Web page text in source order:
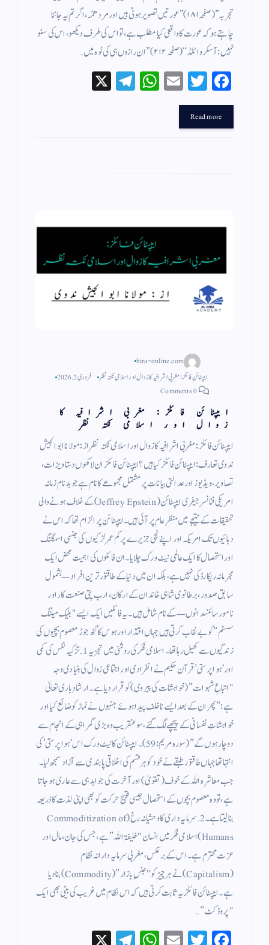
تجربہ’’ (صفحہ ۱۸۱)’’ عورتیں تصویر ہوتی ہیں اور مرد معمّہ، اگر تم یہ جاننا
چاہتے ہو کہ عورت کا واقعی کیا مطلب ہے، تو اس کی طرف دیکھو، اس کی سنو
نہیں: آسکروائلڈ ‘‘ (صفحہ ۲۱۲) ’’ ان رازوں ہی کی ٹوہ میں…
Fa
ce
bo
ok
T
wi
r
E
m
W
ha
Te
le
Read more
hira-online.com
ایپسٹائن فائلز: مغربی اشرافیہ کا زوال اور اسلامی نکتہ نظر
فروری 2, 2026
ایپسٹائن فائلز: مغربی اشرافیہ کا
زوال اور اسلامی نکتہ نظر
ایپسٹائن فائلز: مغربی اشرافیہ کا زوال اور اسلامی نکتہ نظر از : مولانا ابو الجیش
ندوی تعارف: ایپسٹائن فائلز کیا ہیں؟ ​ایپسٹائن فائلز ان لاکھوں دستاویزات،
تصاویر، ویڈیوز اور عدالتی بیانات پر مشتمل مجموعے کا نام ہے جو بدنام زمانہ
امریکی فنانسر جیفری ایپسٹائن (Jeffrey Epstein) کے خلاف ہونے والی
تحقیقات کے نتیجے میں منظرِ عام پر آئی ہیں۔ ایپسٹائن پر الزام تھا کہ اس نے
دہائیوں تک امریکہ اور اپنے نجی جزیرے پر کم عمر لڑکیوں کی جنسی اسمگلنگ
اور استحصال کا ایک عالمی نیٹ ورک چلایا۔​ان فائلوں کی اہمیت محض ایک
مجرمانہ ریکارڈ کی نہیں ہے، بلکہ ان میں دنیا کے طاقتور ترین افراد—بشمول
سابق صدور، برطانوی شاہی خاندان کے ارکان، ارب پتی صنعت کار اور
نامور سائنسدانوں—کے نام شامل ہیں۔ یہ فائلیں ایک ایسے "بلیک میلنگ
سسٹم” کو بے نقاب کرتی ہیں جہاں اقتدار اور ہوس کا گٹھ جوڑ معصوم بچیوں کی
زندگیوں سے کھیل رہا تھا۔ ​اسلامی فکر کی روشنی میں تجزیہ ​1. تزکیہ نفس کی کمی
اور ‘ہوا پرستی’ ​قرآن حکیم نے انفرادی اور اجتماعی زوال کی بنیادی وجہ
"اتباعِ شہوات” (خواہشات کی پیروی) کو قرار دیا ہے۔ ارشادِ باری تعالیٰ
ہے: ”پھر ان کے بعد ایسے ناخلف پیدا ہوئے جنہوں نے نماز کو ضائع کیا اور
خواہشاتِ نفسانی کے پیچھے لگ گئے، سو عنقریب وہ بڑی گمراہی کے انجام سے
دوچار ہوں گے” (سورہ مریم: 59)۔​ایپسٹائن کا نیٹ ورک اس ‘ہوا پرستی’ کی
انتہا تھا جہاں طاقتور طبقے نے خود کو ہر قسم کی اخلاقی پابندی سے آزاد سمجھ لیا۔
جب معاشرہ اللہ کے خوف (تقویٰ) اور آخرت کی جوابدہی سے عاری ہو جاتا
ہے، تو وہ معصوم بچوں کے استحصال جیسی قبیح حرکت کو بھی اپنی لذت کا ذریعہ
بنا لیتا ہے۔ ​2. سرمایہ داری کا وحشیانہ رخ (Commoditization of
Humans) ​اسلامی فکر میں انسان "خلیفۃ اللہ” ہے، جس کی جان، مال اور
عزت محترم ہے۔ اس کے برعکس، مغربی سرمایہ دارانہ نظام
(Capitalism) نے ہر چیز کو "جنسِ بازار” (Commodity) بنا دیا
ہے۔​ایپسٹائن فائلز یہ ثابت کرتی ہیں کہ اس نظام میں غریب کی بیٹی بھی ایک
"پروڈکٹ”…